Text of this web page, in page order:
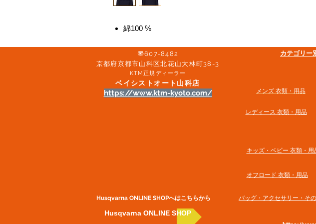
綿100 %
〠607-8482
京都府京都市山科区北花山大林町38-3​
KTM正規ディーラー
ベイシストオート山科店
https://www.ktm-kyoto.com/
Husqvarna ONLINE SHOP​へはこちらから
Husqvarna ONLINE SHOP
カテゴリー
メンズ 衣類・用品
​レディース 衣類・用品
キッズ・ベビー 衣類・用
オフロード 衣類・用品
バッグ・アクセサリー・そ